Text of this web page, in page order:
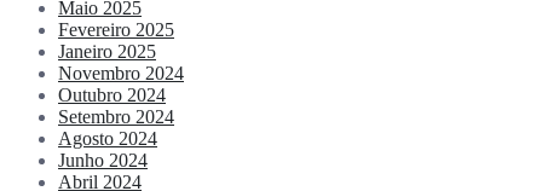
Maio 2025
Fevereiro 2025
Janeiro 2025
Novembro 2024
Outubro 2024
Setembro 2024
Agosto 2024
Junho 2024
Abril 2024